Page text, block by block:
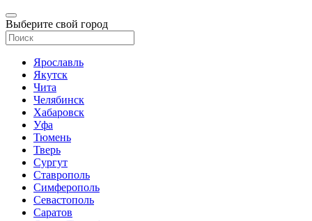
Выберите свой город
Ярославль
Якутск
Чита
Челябинск
Хабаровск
Уфа
Тюмень
Тверь
Сургут
Ставрополь
Симферополь
Севастополь
Саратов